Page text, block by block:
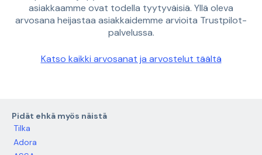
asiakkaamme ovat todella tyytyväisiä. Yllä oleva
arvosana heijastaa asiakkaidemme arvioita Trustpilot-
palvelussa.
Katso kaikki arvosanat ja arvostelut täältä
Pidät ehkä myös näistä
Tilka
Adora